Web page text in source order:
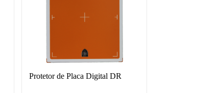
Protetor de Placa Digital DR